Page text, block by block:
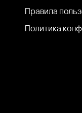
Правила
Политика